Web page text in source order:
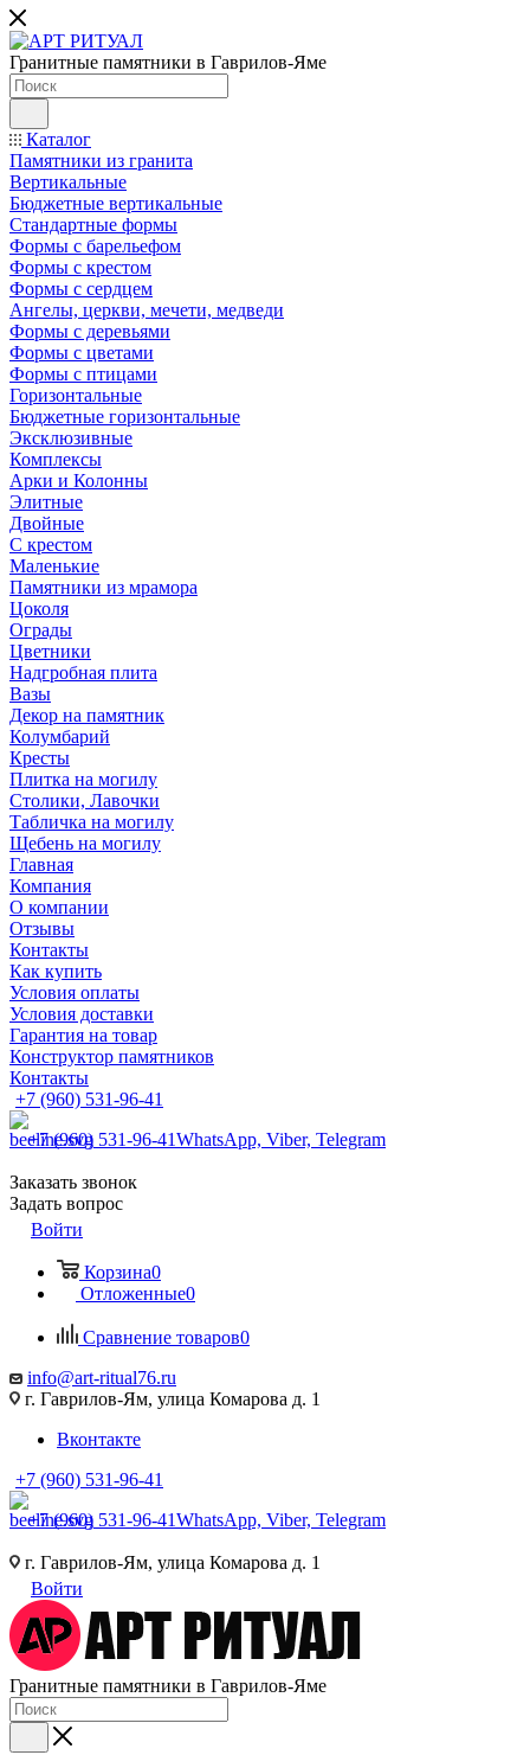
Гранитные памятники в Гаврилов-Яме
Каталог
Памятники из гранита
Вертикальные
Бюджетные вертикальные
Стандартные формы
Формы с барельефом
Формы с крестом
Формы с сердцем
Ангелы, церкви, мечети, медведи
Формы с деревьями
Формы с цветами
Формы с птицами
Горизонтальные
Бюджетные горизонтальные
Эксклюзивные
Комплексы
Арки и Колонны
Элитные
Двойные
С крестом
Маленькие
Памятники из мрамора
Цоколя
Ограды
Цветники
Надгробная плита
Вазы
Декор на памятник
Колумбарий
Кресты
Плитка на могилу
Столики, Лавочки
Табличка на могилу
Щебень на могилу
Главная
Компания
О компании
Отзывы
Контакты
Как купить
Условия оплаты
Условия доставки
Гарантия на товар
Конструктор памятников
Контакты
+7 (960) 531-96-41
+7 (960) 531-96-41WhatsApp, Viber, Telegram
Заказать звонок
Задать вопрос
Войти
Корзина0
Отложенные0
Сравнение товаров0
info@art-ritual76.ru
г. Гаврилов-Ям, улица Комарова д. 1
Вконтакте
+7 (960) 531-96-41
+7 (960) 531-96-41WhatsApp, Viber, Telegram
г. Гаврилов-Ям, улица Комарова д. 1
Войти
Гранитные памятники в Гаврилов-Яме